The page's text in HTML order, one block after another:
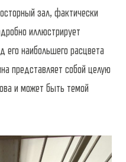
зал, фактически
иллюстрирует
его наибольшего расцвета
представляет собой целую
и может быть темой